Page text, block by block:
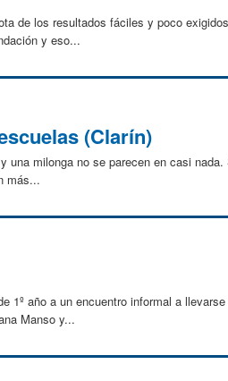
de los resultados fáciles y poco
y eso...
(Clarín)
milonga no se parecen en casi nada.
más...
1º año a un encuentro informal a
Manso y...